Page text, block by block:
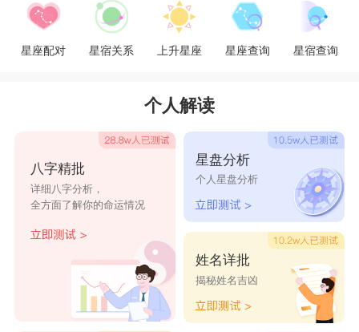
任感，严于律己，所以在群众中有较高的威望。很
有上进心，做事讲究计划性，重结果而轻过程。
和性格特征。狮子女乐观开朗，而摩羯男悲观压
抑。狮子女绝不会吝啬投入时间与金钱，尝试去了
解摩羯男的好处。你们唯一的共同点就是都有远大
的抱负和野心。摩羯男观察狮子女过分的言辞和穿
着感到是一种消遣。在
摩羯座男的内心深处，他会
渴望能拥有一点儿狮子女的勇敢和大胆。摩羯男会
经常奇怪地被狮子女的许多宏大目标而感动。摩羯
土象星座之王，也因为有谋略，能沈得住气而堪
星座配对 星宿关系 上升星座 星座查询 星宿查询
个人解读
八字精批
详细八字分析，
全方面了解你的命运情况
星盘分析
个人星盘分析
姓名详批
揭秘姓名吉凶